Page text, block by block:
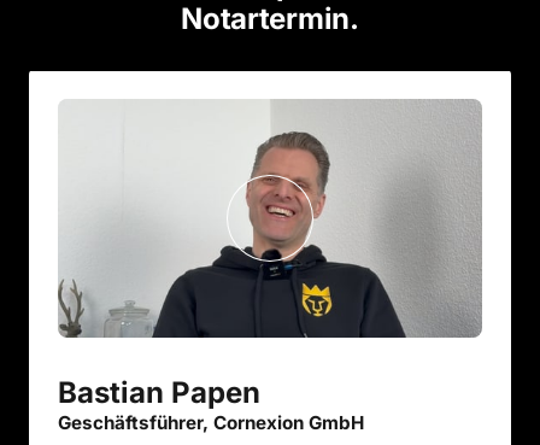
Notartermin.
Bastian Papen
Geschäftsführer, Cornexion GmbH